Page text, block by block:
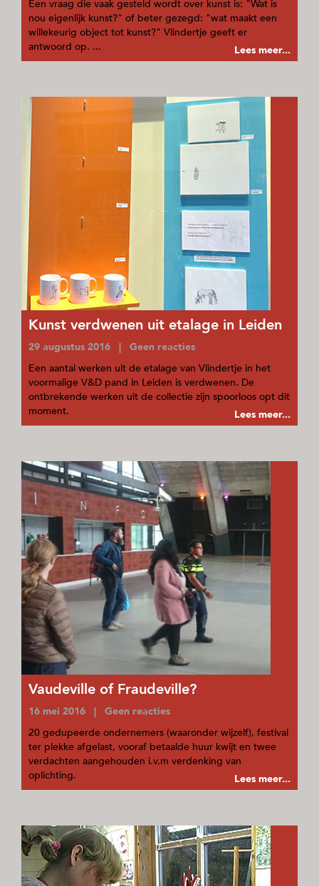
Een vraag die vaak gesteld wordt over kunst is: "Wat is
nou eigenlijk kunst?" of beter gezegd: "wat maakt een
willekeurig object tot kunst?" Vlindertje geeft er
antwoord op. ...
Lees meer...
Kunst verdwenen uit etalage in Leiden
29 augustus 2016 | Geen reacties
Een aantal werken uit de etalage van Vlindertje in het
voormalige V&D pand in Leiden is verdwenen. De
ontbrekende werken uit de collectie zijn spoorloos opt dit
moment.
Lees meer...
Vaudeville of Fraudeville?
16 mei 2016 | Geen reacties
20 gedupeerde ondernemers (waaronder wijzelf), festival
ter plekke afgelast, vooraf betaalde huur kwijt en twee
verdachten aangehouden i.v.m verdenking van
oplichting.
Lees meer...